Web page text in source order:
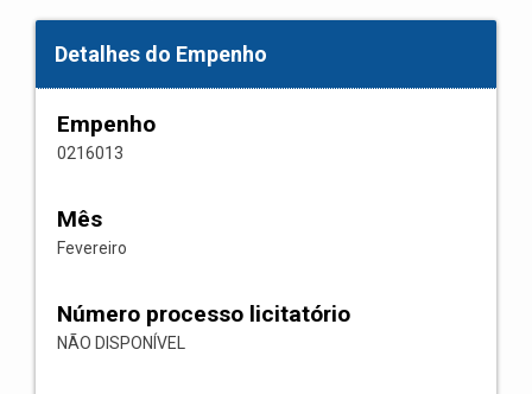
Detalhes do Empenho
Empenho
0216013
Mês
Fevereiro
Número processo licitatório
NÃO DISPONÍVEL